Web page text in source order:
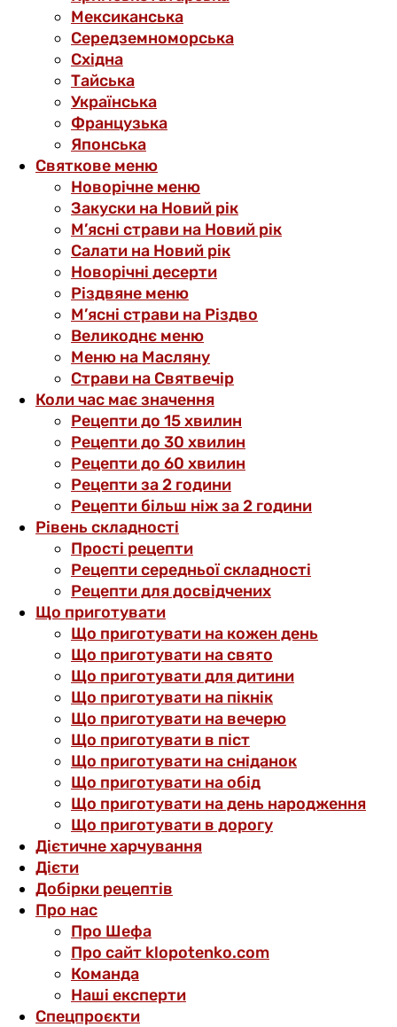
Мексиканська
Середземноморська
Східна
Тайська
Українська
Французька
Японська
Святкове меню
Новорічне меню
Закуски на Новий рік
М’ясні страви на Новий рік
Салати на Новий рік
Новорічні десерти
Різдвяне меню
М’ясні страви на Різдво
Великоднє меню
Меню на Масляну
Страви на Святвечір
Коли час має значення
Рецепти до 15 хвилин
Рецепти до 30 хвилин
Рецепти до 60 хвилин
Рецепти за 2 години
Рецепти більш ніж за 2 години
Рівень складності
Прості рецепти
Рецепти середньої складності
Рецепти для досвідчених
Що приготувати
Що приготувати на кожен день
Що приготувати на свято
Що приготувати для дитини
Що приготувати на пікнік
Що приготувати на вечерю
Що приготувати в піст
Що приготувати на сніданок
Що приготувати на обід
Що приготувати на день народження
Що приготувати в дорогу
Дієтичне харчування
Дієти
Добірки рецептів
Про нас
Про Шефа
Про сайт klopotenko.com
Команда
Наші експерти
Спецпроєкти